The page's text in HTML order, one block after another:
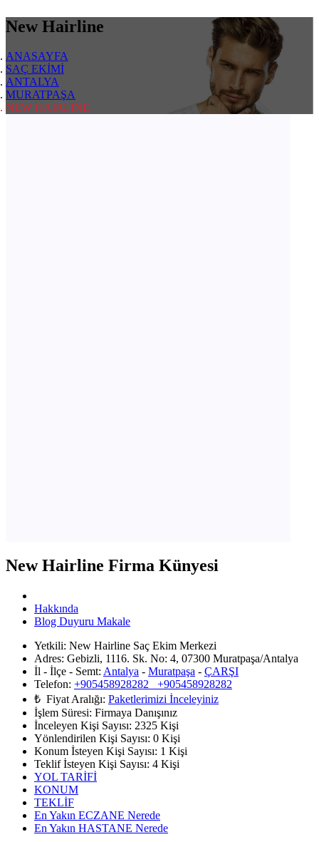
New Hairline
ANASAYFA
SAÇ EKİMİ
ANTALYA
MURATPAŞA
NEW HAIRLINE
New Hairline Firma Künyesi
Hakkında
Blog Duyuru Makale
Yetkili: New Hairline Saç Ekim Merkezi
Adres: Gebizli, 1116. Sk. No: 4, 07300 Muratpaşa/Antalya
İl - İlçe - Semt: Antalya - Muratpaşa - ÇARŞI
Telefon: +905458928282 +905458928282
₺ Fiyat Aralığı: Paketlerimizi İnceleyiniz
İşlem Süresi: Firmaya Danışınız
İnceleyen Kişi Sayısı: 2325 Kişi
Yönlendirilen Kişi Sayısı: 0 Kişi
Konum İsteyen Kişi Sayısı: 1 Kişi
Teklif İsteyen Kişi Sayısı: 4 Kişi
YOL TARİFİ
KONUM
TEKLİF
En Yakın ECZANE Nerede
En Yakın HASTANE Nerede